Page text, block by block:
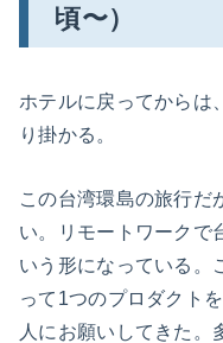
頃〜）
ホテルに戻ってからは
り掛かる。
この台湾環島の旅行だ
い。リモートワークで
いう形になっている。
って1つのプロダクト
人にお願いしてきた。